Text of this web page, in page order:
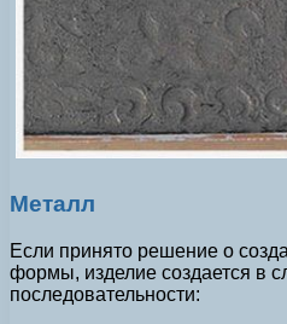
Металл
Если принято решение о
формы, изделие создается в
последовательности: